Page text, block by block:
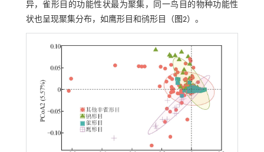
异，雀形目的功能性状最为聚集，同一鸟目的物种功能性
状也呈现聚集分布，如鹰形目和鸻形目（ 图2）。